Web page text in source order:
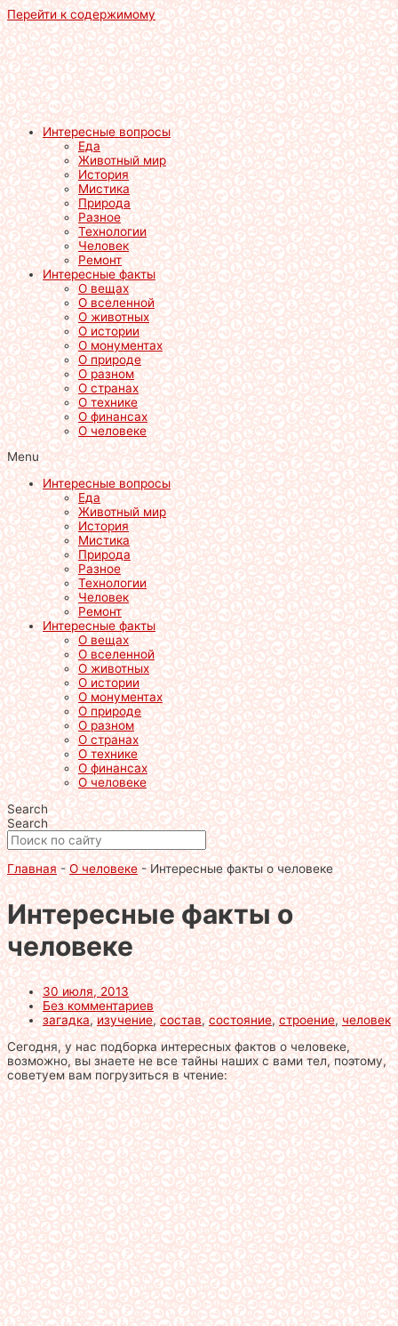
Перейти к содержимому
Интересные вопросы
Еда
Животный мир
История
Мистика
Природа
Разное
Технологии
Человек
Ремонт
Интересные факты
О вещах
О вселенной
О животных
О истории
О монументах
О природе
О разном
О странах
О технике
О финансах
О человеке
Menu
Интересные вопросы
Еда
Животный мир
История
Мистика
Природа
Разное
Технологии
Человек
Ремонт
Интересные факты
О вещах
О вселенной
О животных
О истории
О монументах
О природе
О разном
О странах
О технике
О финансах
О человеке
Search
Search
Главная-О человеке -Интересные факты о человеке
Интересные факты о
человеке
30 июля, 2013
Без комментариев
загадка,изучение,состав,состояние,строение,человек
Сегодня, у нас подборка интересных фактов о человеке,
возможно, вы знаете не все тайны наших с вами тел, поэтому,
советуем вам погрузиться в чтение: